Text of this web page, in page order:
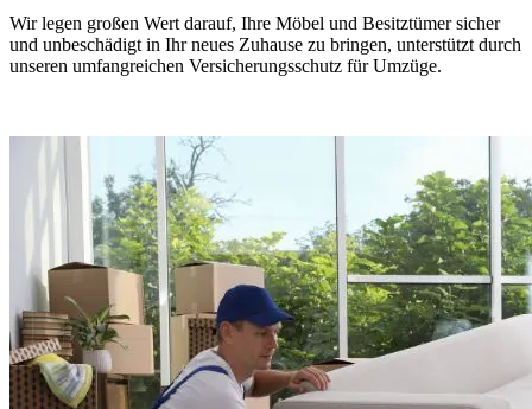
Wir legen großen Wert darauf, Ihre Möbel und Besitztümer sicher
und unbeschädigt in Ihr neues Zuhause zu bringen, unterstützt durch
unseren umfangreichen Versicherungsschutz für Umzüge.